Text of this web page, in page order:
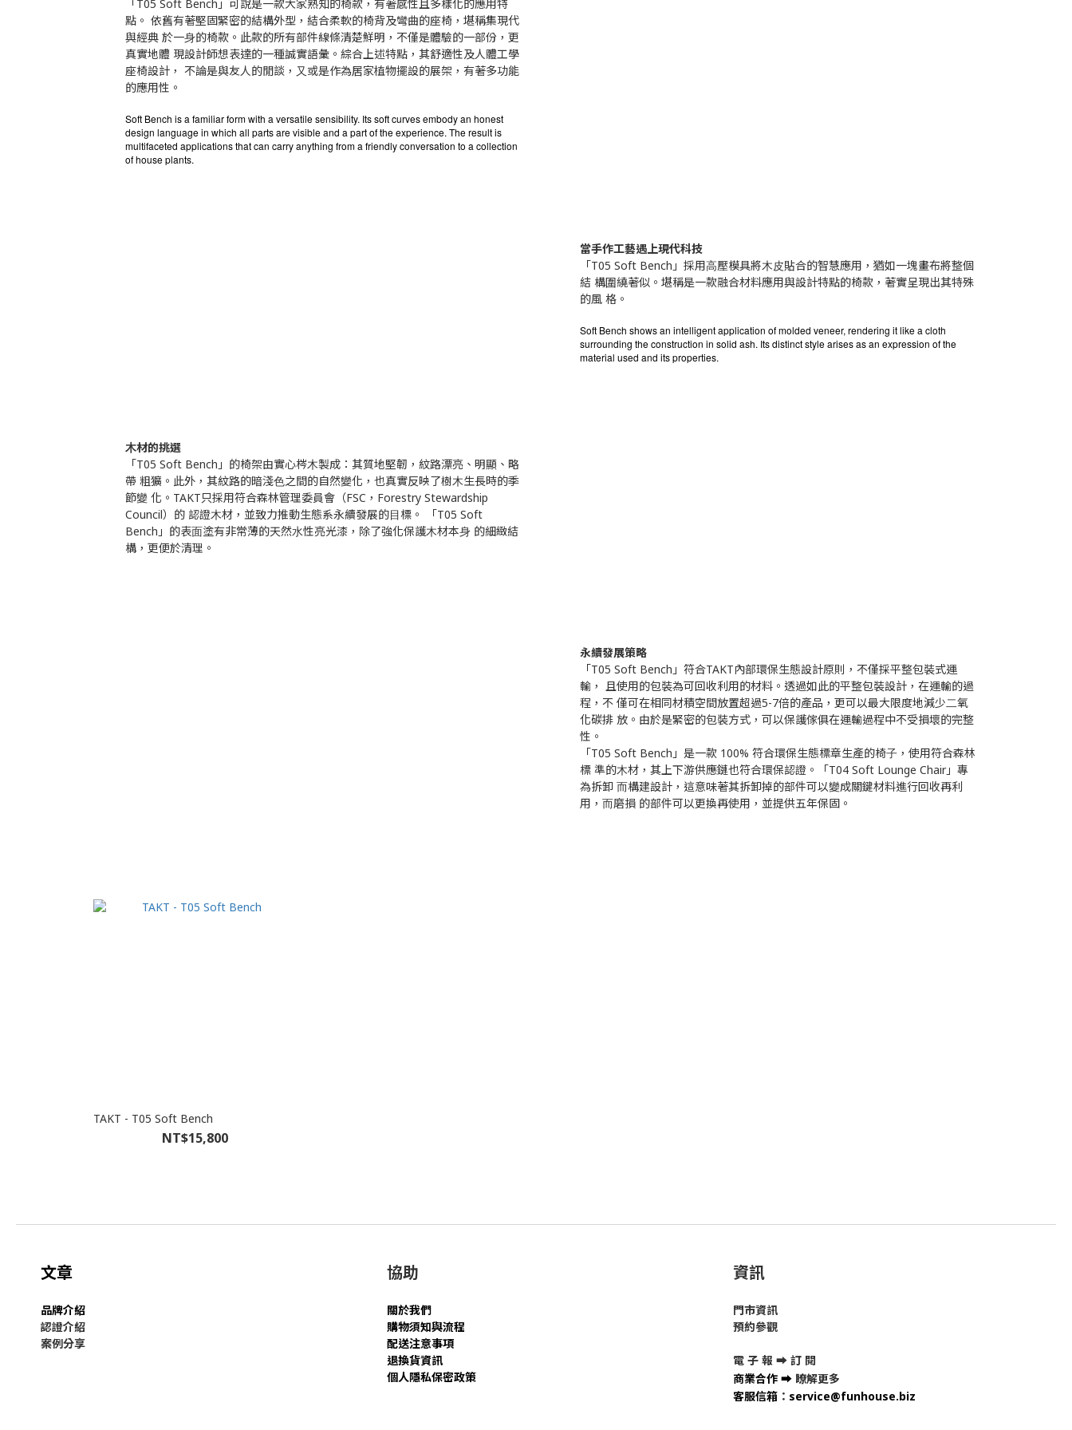
「T05 Soft Bench」可說是⼀款⼤家熟知的椅款，有著感性且多樣化的應⽤特
點。 依舊有著堅固緊密的結構外型，結合柔軟的椅背及彎曲的座椅，堪稱集現代
與經典 於⼀⾝的椅款。此款的所有部件線條清楚鮮明，不僅是體驗的⼀部份，更
真實地體 現設計師想表達的⼀種誠實語彙。綜合上述特點，其舒適性及⼈體⼯學
座椅設計， 不論是與友⼈的閒談，⼜或是作為居家植物擺設的展架，有著多功能
的應⽤性。
Soft Bench is a familiar form with a versatile sensibility. Its soft curves embody an honest
design language in which all parts are visible and a part of the experience. The result is
multifaceted applications that can carry anything from a friendly conversation to a collection
of house plants.
當⼿作⼯藝遇上現代科技
「T05 Soft Bench」採⽤⾼壓模具將⽊⽪貼合的智慧應⽤，猶如⼀塊畫布將整個
結 構圍繞著似。堪稱是⼀款融合材料應⽤與設計特點的椅款，著實呈現出其特殊
的風 格。
Soft Bench shows an intelligent application of molded veneer, rendering it like a cloth
surrounding the construction in solid ash. Its distinct style arises as an expression of the
material used and its properties.
⽊材的挑選
「T05 Soft Bench」的椅架由實⼼梣⽊製成：其質地堅韌，紋路漂亮、明顯、略
帶 粗獷。此外，其紋路的暗淺⾊之間的⾃然變化，也真實反映了樹⽊⽣長時的季
節變 化。TAKT只採⽤符合森林管理委員會（FSC，Forestry Stewardship
Council）的 認證⽊材，並致⼒推動⽣態系永續發展的⽬標。 「T05 Soft
Bench」的表⾯塗有非常薄的天然⽔性亮光漆，除了強化保護⽊材本⾝ 的細緻結
構，更便於清理。
永續發展策略
「T05 Soft Bench」符合TAKT內部環保⽣態設計原則，不僅採平整包裝式運
輸， 且使⽤的包裝為可回收利⽤的材料。透過如此的平整包裝設計，在運輸的過
程，不 僅可在相同材積空間放置超過5-7倍的產品，更可以最⼤限度地減少⼆氧
化碳排 放。由於是緊密的包裝⽅式，可以保護傢俱在運輸過程中不受損壞的完整
性。
「T05 Soft Bench」是⼀款 100% 符合環保⽣態標章⽣產的椅⼦，使⽤符合森林
標 準的⽊材，其上下游供應鏈也符合環保認證。「T04 Soft Lounge Chair」專
為拆卸 ⽽構建設計，這意味著其拆卸掉的部件可以變成關鍵材料進⾏回收再利
⽤，⽽磨損 的部件可以更換再使⽤，並提供五年保固。
TAKT - T05 Soft Bench
NT$15,800
文章
品牌介紹
認證介紹
案例分享
協助
關於我們
購物須知與流程
配送注意事項
退換貨資訊
個人隱私保密政策
資訊
門市資訊
預約參觀
電 子 報 ➡ 訂 閱
商業合作 ➡ 瞭解更多
客服信箱 ： service@funhouse.biz